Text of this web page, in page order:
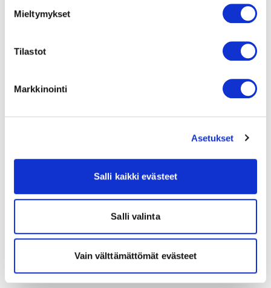
Mieltymykset
Tilastot
Markkinointi
Asetukset
Salli kaikki evästeet
Salli valinta
Vain välttämättömät evästeet